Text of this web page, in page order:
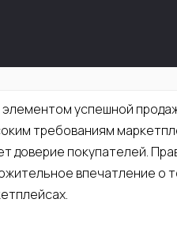
успешной
требованиям
доверие покупателей.
впечатление